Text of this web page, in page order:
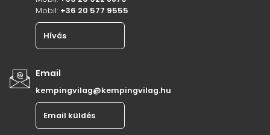
Mobil: +36 20 577 9555
Hívás
Email
kempingvilag@kempingvilag.hu
Email küldés